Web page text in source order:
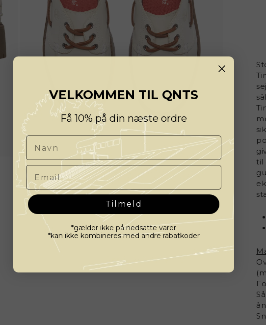
til
VELKOMMEN TIL QNTS
Få 10% på din næste ordre
Navn
Email
Tilmeld
*gælder ikke på nedsatte varer
*kan ikke kombineres med andre rabatkoder